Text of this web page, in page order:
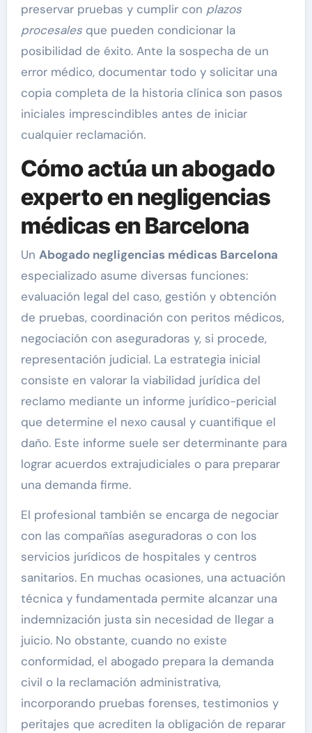
preservar pruebas y cumplir con plazos
procesalesque pueden condicionar la
posibilidad de éxito. Ante la sospecha de un
error médico, documentar todo y solicitar una
copia completa de la historia clínica son pasos
iniciales imprescindibles antes de iniciar
cualquier reclamación.
Cómo actúa un abogado
experto en negligencias
médicas en Barcelona
Un Abogado negligencias médicas Barcelona
especializado asume diversas funciones:
evaluación legal del caso, gestión y obtención
de pruebas, coordinación con peritos médicos,
negociación con aseguradoras y, si procede,
representación judicial. La estrategia inicial
consiste en valorar la viabilidad jurídica del
reclamo mediante un informe jurídico-pericial
que determine el nexo causal y cuantifique el
daño. Este informe suele ser determinante para
lograr acuerdos extrajudiciales o para preparar
una demanda firme.
El profesional también se encarga de negociar
con las compañías aseguradoras o con los
servicios jurídicos de hospitales y centros
sanitarios. En muchas ocasiones, una actuación
técnica y fundamentada permite alcanzar una
indemnización justa sin necesidad de llegar a
juicio. No obstante, cuando no existe
conformidad, el abogado prepara la demanda
civil o la reclamación administrativa,
incorporando pruebas forenses, testimonios y
peritajes que acrediten la obligación de reparar